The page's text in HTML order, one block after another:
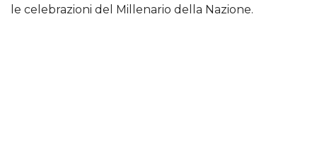
le celebrazioni del Millenario della Nazione.